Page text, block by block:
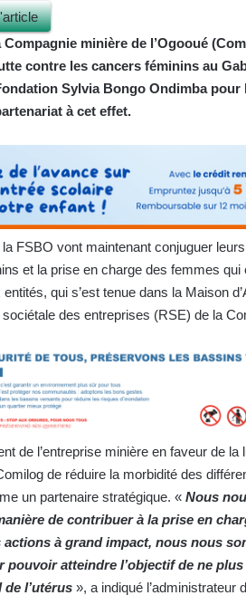
Compagnie minière de l’Ogooué
contre les cancers féminins au
Sylvia Bongo Ondimba
à cet effet.
FSBO vont maintenant conjuguer
et la prise en charge des femmes
qui s’est tenue dans la Maison
des entreprises (RSE) de la
de l’entreprise minière en faveur de
de réduire la morbidité des
un partenaire stratégique. « Nous
de contribuer à la prise en
actions à grand impact, nous nous
pouvoir atteindre l’objectif de ne
l’utérus », a indiqué l’administrateur